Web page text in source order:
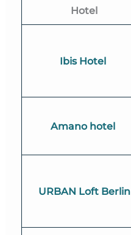
Hotel
Ibis Hotel
Amano hotel
URBAN Loft Berlin